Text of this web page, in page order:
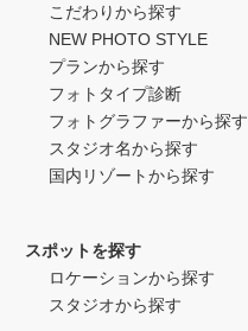
こだわりから探す
NEW PHOTO STYLE
プランから探す
フォトタイプ診断
フォトグラファーから探す
スタジオ名から探す
国内リゾートから探す
スポットを探す
ロケーションから探す
スタジオから探す